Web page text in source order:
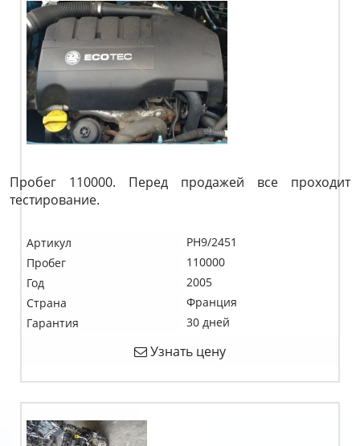
Пробег 110000. Перед продажей все проходит
тестирование.
Артикул
PH9/2451
Пробег
110000
Год
2005
Страна
Франция
Гарантия
30 дней
Узнать цену